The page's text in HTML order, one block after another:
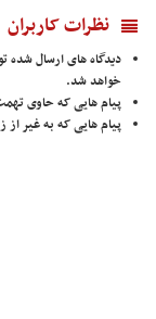
نظرات کاربران
دیدگاه های ارسال
خواهد شد.
پیام هایی که حاوی
پیام هایی که به غیر